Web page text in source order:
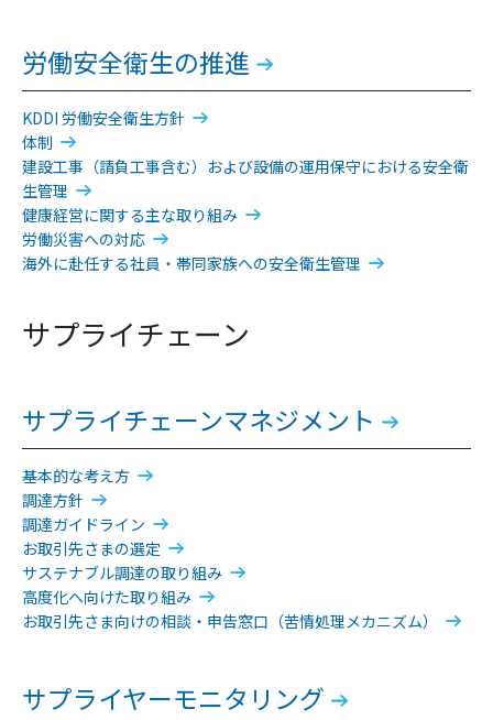
労働安全衛生の推進
KDDI 労働安全衛生方針
体制
建設工事（請負工事含む）および設備の運用保守における安全衛
生管理
健康経営に関する主な取り組み
労働災害への対応
海外に赴任する社員・帯同家族への安全衛生管理
サプライチェーン
サプライチェーンマネジメント
基本的な考え方
調達方針
調達ガイドライン
お取引先さまの選定
サステナブル調達の取り組み
高度化へ向けた取り組み
お取引先さま向けの相談・申告窓口（苦情処理メカニズム）
サプライヤーモニタリング